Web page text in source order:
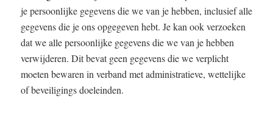
je persoonlijke gegevens die we van je hebben, inclusief alle
gegevens die je ons opgegeven hebt. Je kan ook verzoeken
dat we alle persoonlijke gegevens die we van je hebben
verwijderen. Dit bevat geen gegevens die we verplicht
moeten bewaren in verband met administratieve, wettelijke
of beveiligings doeleinden.